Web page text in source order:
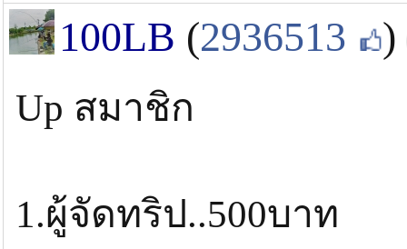
100LB (2936513 )
Up สมาชิก
1.ผู้จัดทริป..500บาท